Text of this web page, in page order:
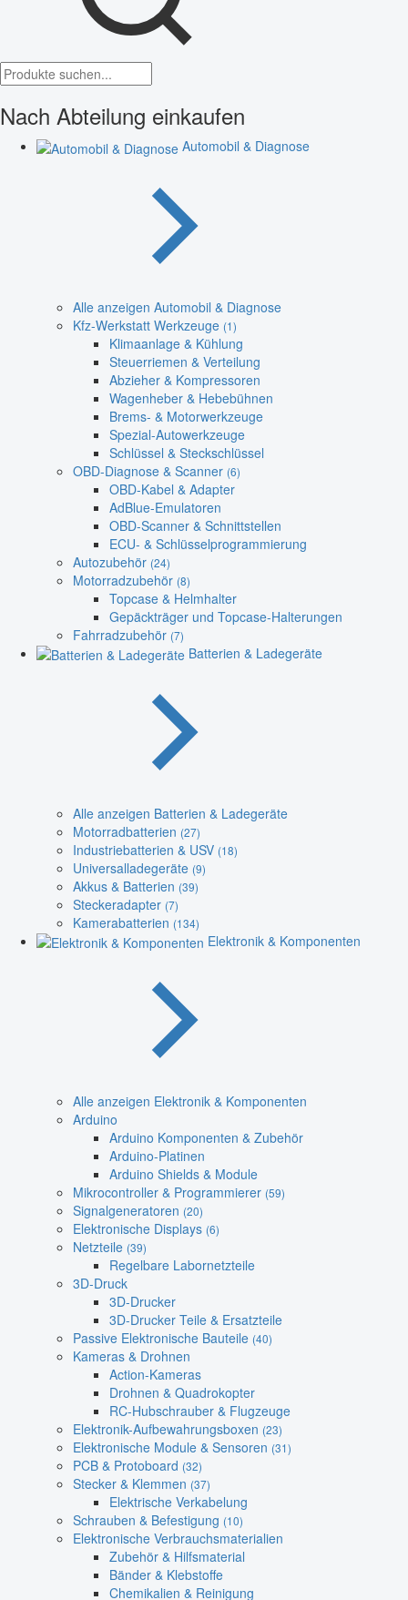
Nach Abteilung einkaufen
Automobil & Diagnose
Alle anzeigen Automobil & Diagnose
Kfz-Werkstatt Werkzeuge (1)
Klimaanlage & Kühlung
Steuerriemen & Verteilung
Abzieher & Kompressoren
Wagenheber & Hebebühnen
Brems- & Motorwerkzeuge
Spezial-Autowerkzeuge
Schlüssel & Steckschlüssel
OBD-Diagnose & Scanner (6)
OBD-Kabel & Adapter
AdBlue-Emulatoren
OBD-Scanner & Schnittstellen
ECU- & Schlüsselprogrammierung
Autozubehör (24)
Motorradzubehör (8)
Topcase & Helmhalter
Gepäckträger und Topcase-Halterungen
Fahrradzubehör (7)
Batterien & Ladegeräte
Alle anzeigen Batterien & Ladegeräte
Motorradbatterien (27)
Industriebatterien & USV (18)
Universalladegeräte (9)
Akkus & Batterien (39)
Steckeradapter (7)
Kamerabatterien (134)
Elektronik & Komponenten
Alle anzeigen Elektronik & Komponenten
Arduino
Arduino Komponenten & Zubehör
Arduino-Platinen
Arduino Shields & Module
Mikrocontroller & Programmierer (59)
Signalgeneratoren (20)
Elektronische Displays (6)
Netzteile (39)
Regelbare Labornetzteile
3D-Druck
3D-Drucker
3D-Drucker Teile & Ersatzteile
Passive Elektronische Bauteile (40)
Kameras & Drohnen
Action-Kameras
Drohnen & Quadrokopter
RC-Hubschrauber & Flugzeuge
Elektronik-Aufbewahrungsboxen (23)
Elektronische Module & Sensoren (31)
PCB & Protoboard (32)
Stecker & Klemmen (37)
Elektrische Verkabelung
Schrauben & Befestigung (10)
Elektronische Verbrauchsmaterialien
Zubehör & Hilfsmaterial
Bänder & Klebstoffe
Chemikalien & Reinigung